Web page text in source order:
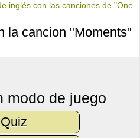
inglés con las canciones de "One
la cancion "Moments"
modo de juego
Quiz